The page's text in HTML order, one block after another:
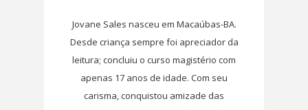
Jovane Sales nasceu em Macaúbas-BA.
Desde criança sempre foi apreciador da
leitura; concluiu o curso magistério com
apenas 17 anos de idade. Com seu
carisma, conquistou amizade das